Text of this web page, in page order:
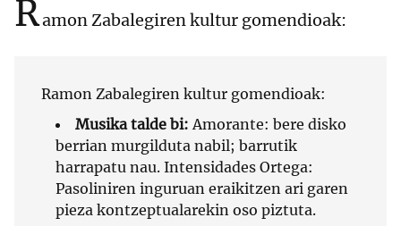
Ramon Zabalegiren kultur gomendioak:
Ramon Zabalegiren kultur gomendioak:
Musika talde bi:Amorante: bere disko
berrian murgilduta nabil; barrutik
harrapatu nau. Intensidades Ortega:
Pasoliniren inguruan eraikitzen ari garen
pieza kontzeptualarekin oso piztuta.